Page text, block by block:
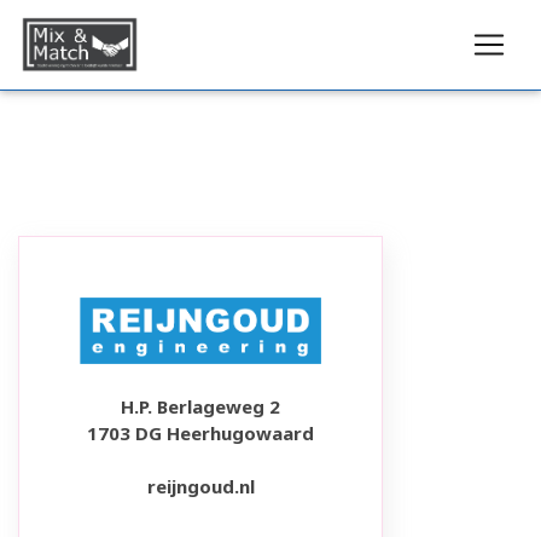
H.P. Berlageweg 2
1703 DG Heerhugowaard
reijngoud.nl